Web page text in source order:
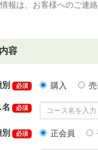
報は、お客様へのご連
容
必須 購入
名 必須
必須 正会員